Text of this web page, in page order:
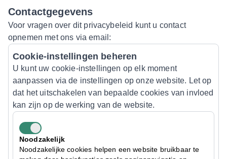
Contactgegevens
Voor vragen over dit privacybeleid kunt u contact
opnemen met ons via email:
Cookie-instellingen beheren
U kunt uw cookie-instellingen op elk moment
aanpassen via de instellingen op onze website. Let op
dat het uitschakelen van bepaalde cookies van invloed
kan zijn op de werking van de website.
Noodzakelijk
Noodzakelijke cookies helpen een website bruikbaar te